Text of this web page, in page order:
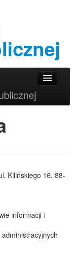
Kilińskiego 16, 88-
informacji i